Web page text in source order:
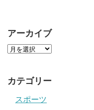
アーカイブ
カテゴリー
スポーツ